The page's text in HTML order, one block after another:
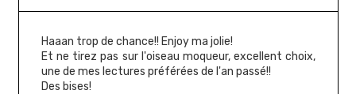
Haaan trop de chance!! Enjoy ma jolie!
Et ne tirez pas sur l'oiseau moqueur, excellent choix,
une de mes lectures préférées de l'an passé!!
Des bises!